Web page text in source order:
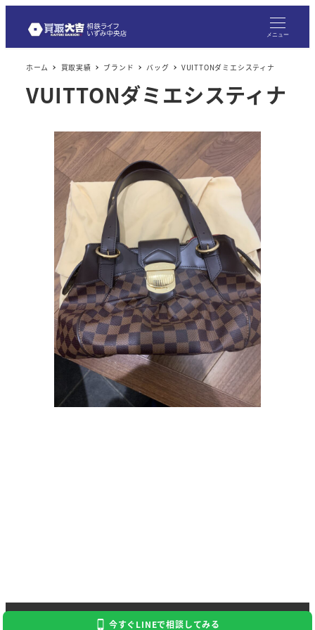
メニュー
ホーム 買取実績 ブランド バッグ VUITTONダミエシスティナ
VUITTONダミエシスティナ
Copyright 2024 Kaitori Daikichi
今すぐLINEで相談してみる